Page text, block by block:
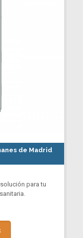
de Madrid
para tu